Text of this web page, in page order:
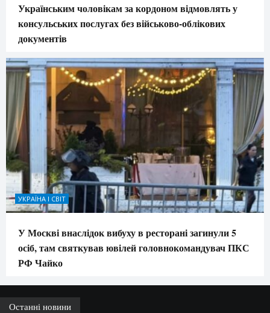
Українським чоловікам за кордоном відмовлять у
консульських послугах без військово-облікових
документів
УКРАЇНА І СВІТ
У Москві внаслідок вибуху в ресторані загинули 5
осіб, там святкував ювілей головнокомандувач ПКС
РФ Чайко
Останні новини